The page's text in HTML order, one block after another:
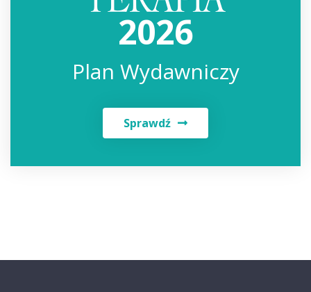
2026
Plan Wydawniczy
Sprawdź